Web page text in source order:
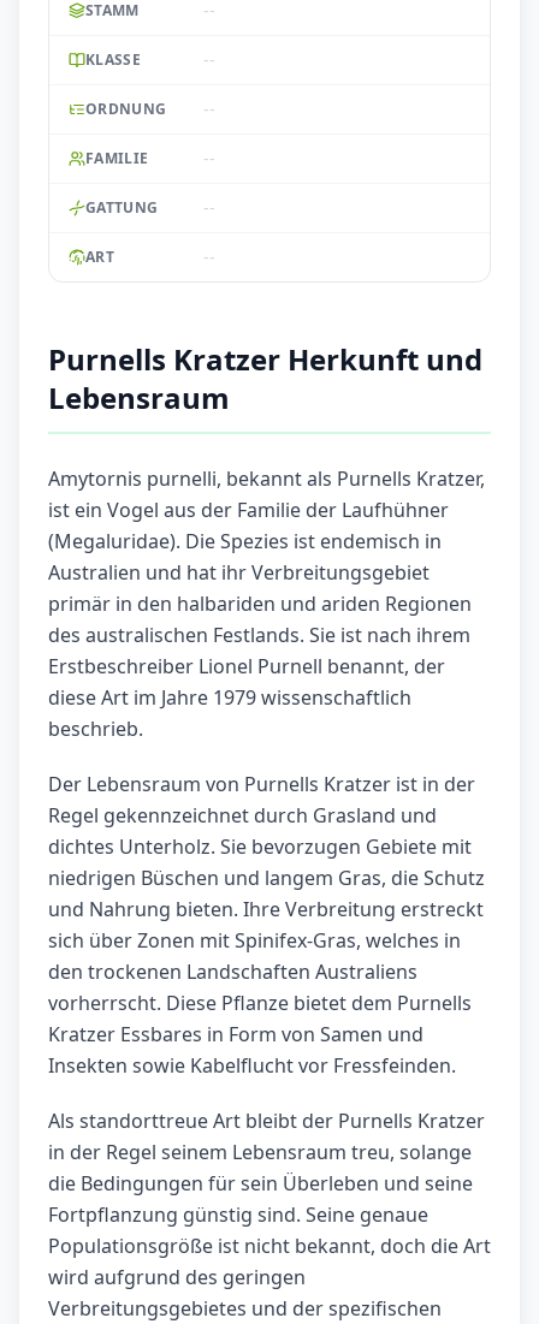
STAMM --
KLASSE --
ORDNUNG --
FAMILIE --
GATTUNG --
ART --
Purnells Kratzer Herkunft und
Lebensraum
Amytornis purnelli, bekannt als Purnells Kratzer,
ist ein Vogel aus der Familie der Laufhühner
(Megaluridae). Die Spezies ist endemisch in
Australien und hat ihr Verbreitungsgebiet
primär in den halbariden und ariden Regionen
des australischen Festlands. Sie ist nach ihrem
Erstbeschreiber Lionel Purnell benannt, der
diese Art im Jahre 1979 wissenschaftlich
beschrieb.
Der Lebensraum von Purnells Kratzer ist in der
Regel gekennzeichnet durch Grasland und
dichtes Unterholz. Sie bevorzugen Gebiete mit
niedrigen Büschen und langem Gras, die Schutz
und Nahrung bieten. Ihre Verbreitung erstreckt
sich über Zonen mit Spinifex-Gras, welches in
den trockenen Landschaften Australiens
vorherrscht. Diese Pflanze bietet dem Purnells
Kratzer Essbares in Form von Samen und
Insekten sowie Kabelflucht vor Fressfeinden.
Als standorttreue Art bleibt der Purnells Kratzer
in der Regel seinem Lebensraum treu, solange
die Bedingungen für sein Überleben und seine
Fortpflanzung günstig sind. Seine genaue
Populationsgröße ist nicht bekannt, doch die Art
wird aufgrund des geringen
Verbreitungsgebietes und der spezifischen